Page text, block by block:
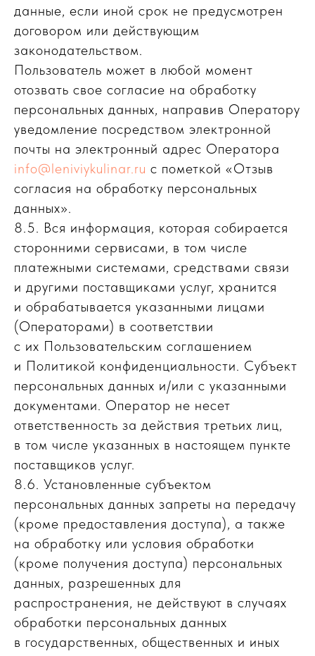
данные, если иной срок не предусмотрен
договором или действующим
законодательством.
Пользователь может в любой момент
отозвать свое согласие на обработку
персональных данных, направив Оператору
уведомление посредством электронной
почты на электронный адрес Оператора
info@leniviykulinar.ru с пометкой «Отзыв
согласия на обработку персональных
данных».
8.5. Вся информация, которая собирается
сторонними сервисами, в том числе
платежными системами, средствами связи
и другими поставщиками услуг, хранится
и обрабатывается указанными лицами
(Операторами) в соответствии
с их Пользовательским соглашением
и Политикой конфиденциальности. Субъект
персональных данных и/или с указанными
документами. Оператор не несет
ответственность за действия третьих лиц,
в том числе указанных в настоящем пункте
поставщиков услуг.
8.6. Установленные субъектом
персональных данных запреты на передачу
(кроме предоставления доступа), а также
на обработку или условия обработки
(кроме получения доступа) персональных
данных, разрешенных для
распространения, не действуют в случаях
обработки персональных данных
в государственных, общественных и иных